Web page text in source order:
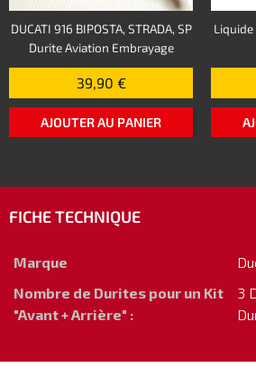
DUCATI 916 BIPOSTA, STRADA, SP
Durite Aviation Embrayage
39,90 €
AJOUTER AU PANIER
FICHE TECHNIQUE
Marque
Nombre de Durites pour un Kit
"Avant + Arrière" :
3